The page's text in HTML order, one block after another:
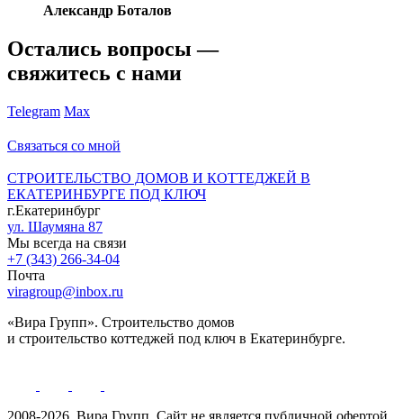
Александр Боталов
Остались вопросы —
свяжитесь с нами
Telegram Max
Связаться со мной
СТРОИТЕЛЬСТВО ДОМОВ И КОТТЕДЖЕЙ В
ЕКАТЕРИНБУРГЕ ПОД КЛЮЧ
г.Екатеринбург
ул. Шаумяна 87
Мы всегда на связи
+7 (343) 266-34-04
Почта
viragroup@inbox.ru
«Вира Групп». Строительство домов
и строительство коттеджей под ключ в Екатеринбурге.
2008-2026, Вира Групп. Cайт не является публичной офертой.